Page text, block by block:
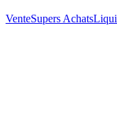
VenteSupers Achats